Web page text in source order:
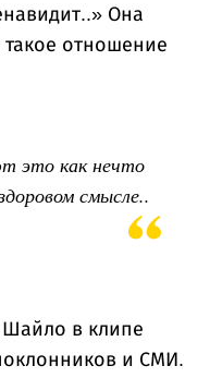
Она
такое отношение
это как нечто
смысле..
в клипе
и СМИ.